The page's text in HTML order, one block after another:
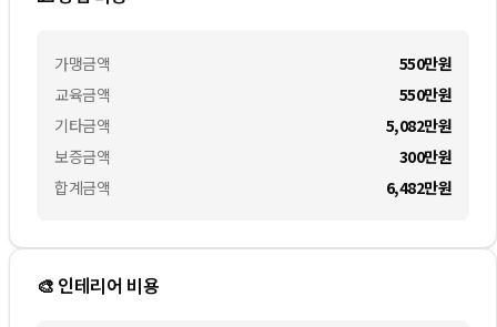
가맹금액
교육금액
기타금액
보증금액
합계금액
550만원
550만원
5,082만원
300만원
6,482만원
🎨 인테리어 비용